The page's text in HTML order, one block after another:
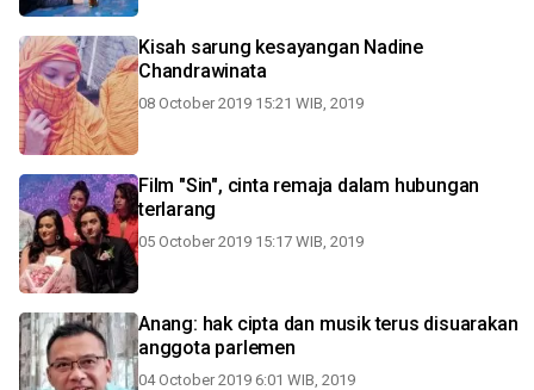
Kisah sarung kesayangan Nadine
Chandrawinata
08 October 2019 15:21 WIB, 2019
Film "Sin", cinta remaja dalam hubungan
terlarang
05 October 2019 15:17 WIB, 2019
Anang: hak cipta dan musik terus disuarakan
anggota parlemen
04 October 2019 6:01 WIB, 2019